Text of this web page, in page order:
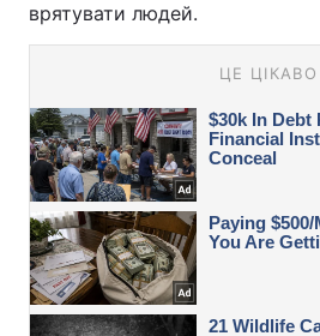
врятувати людей.